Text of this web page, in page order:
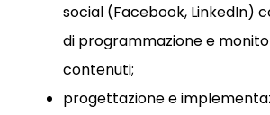
social (Facebook, LinkedIn)
di programmazione e
contenuti;
progettazione e